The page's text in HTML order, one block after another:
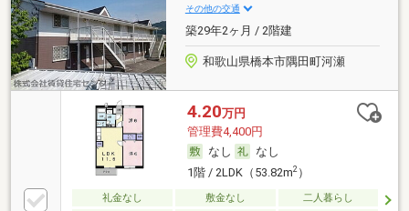
その他の交通
築29年2ヶ月 / 2階建
和歌山県橋本市隅田町河瀬
4.20万円
管理費4,400円
なし
なし
1階 / 2LDK（53.82m2）
礼金なし 敷金なし 二人暮らし